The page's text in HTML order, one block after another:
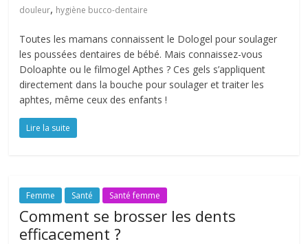
douleur, hygiène bucco-dentaire
Toutes les mamans connaissent le Dologel pour soulager
les poussées dentaires de bébé. Mais connaissez-vous
Doloaphte ou le filmogel Apthes ? Ces gels s’appliquent
directement dans la bouche pour soulager et traiter les
aphtes, même ceux des enfants !
Lire la suite
Femme Santé Santé femme
Comment se brosser les dents
efficacement ?